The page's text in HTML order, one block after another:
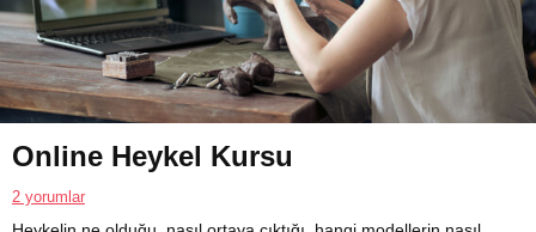
Online Heykel Kursu
2 yorumlar